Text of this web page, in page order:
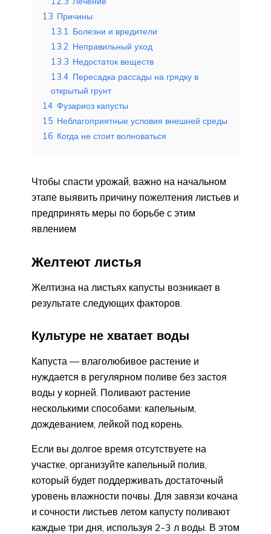
13 Причины
13.1 Болезни и вредители
13.2 Неправильный уход
13.3 Недостаток веществ
13.4 Пересадка рассады на грядку в
открытый грунт
14 Фузариоз капусты
15 Неблагоприятные условия внешней среды
16 Когда не стоит волноваться
Чтобы спасти урожай, важно на начальном
этапе выявить причину пожелтения листьев и
предпринять меры по борьбе с этим
явлением
Желтеют листья
Желтизна на листьях капусты возникает в
результате следующих факторов.
Культуре не хватает воды
Капуста — влаголюбивое растение и
нуждается в регулярном поливе без застоя
воды у корней. Поливают растение
несколькими способами: капельным,
дождеванием, лейкой под корень.
Если вы долгое время отсутствуете на
участке, организуйте капельный полив,
который будет поддерживать достаточный
уровень влажности почвы. Для завязи кочана
и сочности листьев летом капусту поливают
каждые три дня, используя 2-3 л воды. В этом